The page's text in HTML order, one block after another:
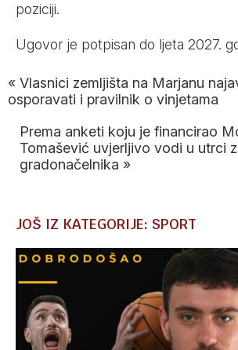
poziciji.
Ugovor je potpisan do ljeta 2027.
« Vlasnici zemljišta na Marjanu
osporavati i pravilnik o vinjetama
Prema anketi koju je financirao
Tomašević uvjerljivo vodi u utrci
gradonačelnika »
JOŠ IZ KATEGORIJE: SPORT